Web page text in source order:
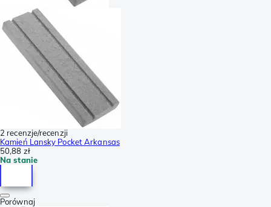
2 recenzje/recenzji
Kamień Lansky Pocket Arkansas
50,88 zł
Na stanie
Porównaj